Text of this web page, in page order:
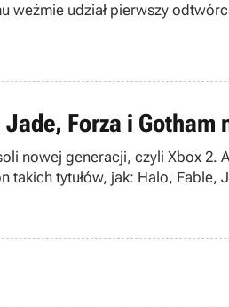
udział pierwszy
Forza i Gotham
nowej generacji, czyli Xbox
takich tytułów, jak: Halo,